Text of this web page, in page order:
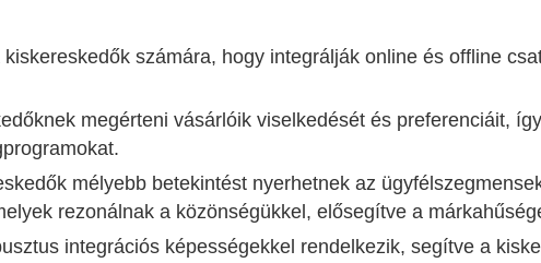
számára, hogy integrálják online és offline
megérteni vásárlóik viselkedését és preferenciáit,
mélyebb betekintést nyerhetnek az
rezonálnak a közönségükkel, elősegítve a
integrációs képességekkel rendelkezik, segítve a